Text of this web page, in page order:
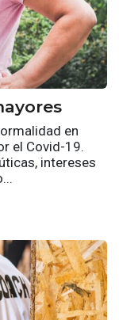
en
el Covid-19.
intereses